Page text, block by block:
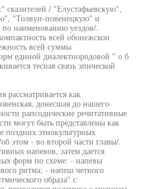
сказителей / "Елустафьевскую",
"Толвуи-повенецкую" и
наименованию уездов/.
всей обонежскои
всей суммы
единой диалектнородовой " о б
тесная связь эпической
рассматривается как
донесшая до нашего
рапсодические речитативные
могут быть представлены как
поздних этнокультурных
этом - во второй части главы/.
напевов, затем дается
форм по схеме: - напевы
ритма; - напеш четного
образа" с